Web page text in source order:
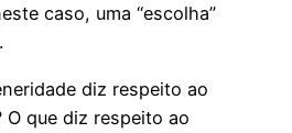
caso, uma “escolha”
diz respeito ao
O que diz respeito ao